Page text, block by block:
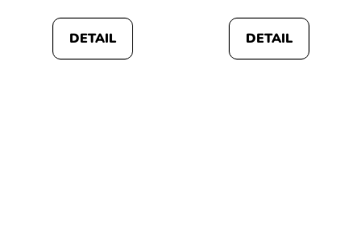
5,0
z
DETAIL
5,0
z
DETAIL